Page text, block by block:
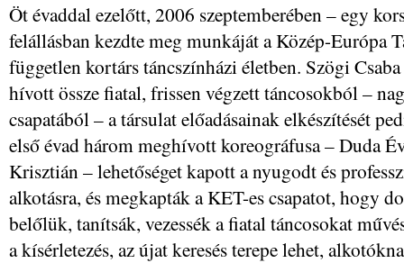
Öt évaddal ezelőtt, 2006 szeptemberében – egy
felállásban kezdte meg munkáját a Közép-Európa
független kortárs táncszínházi életben. Szögi
hívott össze fiatal, frissen végzett táncosokból –
csapatából – a társulat előadásainak elkészítését
első évad három meghívott koreográfusa – Duda
Krisztián – lehetőséget kapott a nyugodt és
alkotásra, és megkapták a KET-es csapatot, hogy
belőlük, tanítsák, vezessék a fiatal táncosokat
a kísérletezés, az újat keresés terepe lehet,